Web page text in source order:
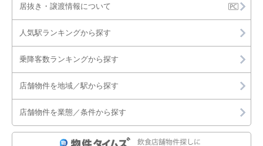
居抜き・譲渡情報について
人気駅ランキングから探す
乗降客数ランキングから探す
店舗物件を地域／駅から探す
店舗物件を業態／条件から探す